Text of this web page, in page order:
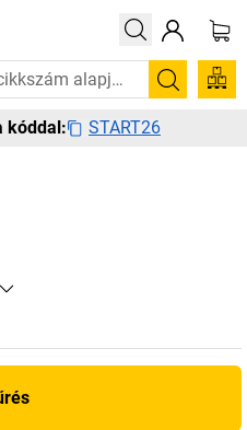
3–4 munkanapon
Keresés
kóddal: START26